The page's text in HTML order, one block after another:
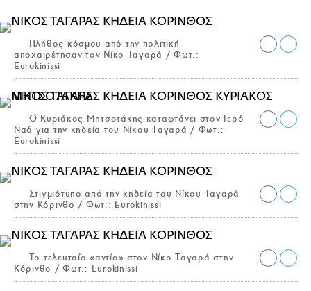
Πλήθος κόσμου από την πολιτική
αποχαιρέτησαν τον Νίκο Ταγαρά / Φωτ.:
Eurokinissi
Ο Κυριάκος Μητσοτάκης καταφτάνει στον Ιερό
Ναό για την κηδεία του Νίκου Ταγαρά / Φωτ.:
Eurokinissi
Στιγμιότυπο από την κηδεία του Νίκου Ταγαρά
στην Κόρινθο / Φωτ.: Eurokinissi
Το τελευταίο «αντίο» στον Νίκο Ταγαρά στην
Κόρινθο / Φωτ.: Eurokinissi